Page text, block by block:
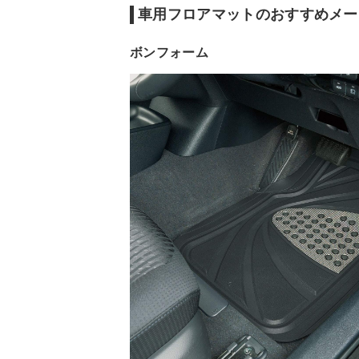
車用フロアマットのおすすめメ
ボンフォーム